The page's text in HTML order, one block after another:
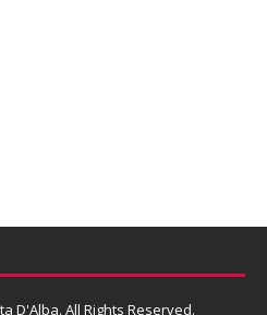
D'Alba. All Rights Reserved.